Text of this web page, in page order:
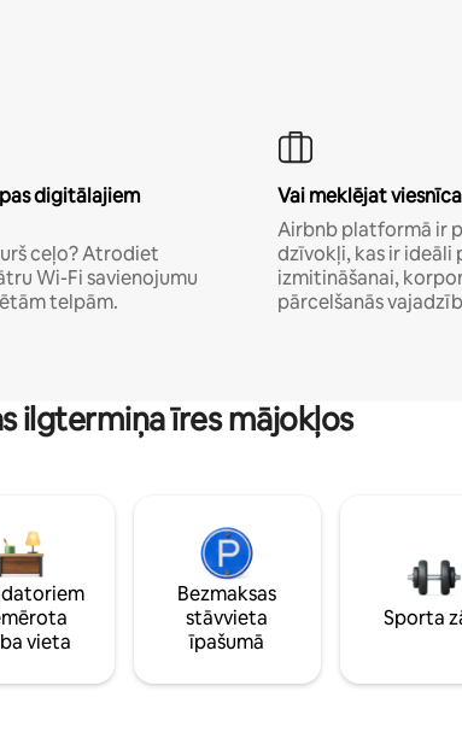
digitālajiem
ceļo? Atrodiet
Wi-Fi savienojumu
telpām.
Vai meklējat
Airbnb platformā ir
dzīvokļi, kas ir
izmitināšanai,
pārcelšanās
ilgtermiņa īres mājokļos
vieta
Bezmaksas
stāvvieta
īpašumā
Sporta